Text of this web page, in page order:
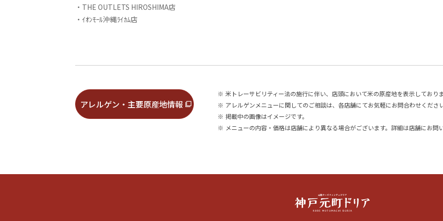
・THE OUTLETS HIROSHIMA店
・ｲｵﾝﾓｰﾙ沖縄ﾗｲｶﾑ店
アレルゲン・主要原産地情報
※ 米トレーサビリティー法の施行に伴い、店頭において米の原産地を表示しておりま
※ アレルゲンメニューに関してのご相談は、各店舗にてお気軽にお問合わせください
※ 掲載中の画像はイメージです。
※ メニューの内容・価格は店舗により異なる場合がございます。詳細は店舗にお問